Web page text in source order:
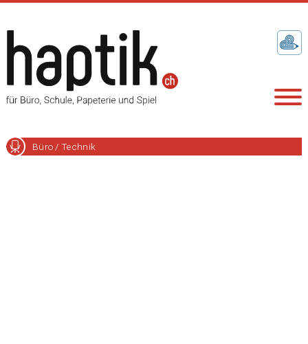
Büro / Technik